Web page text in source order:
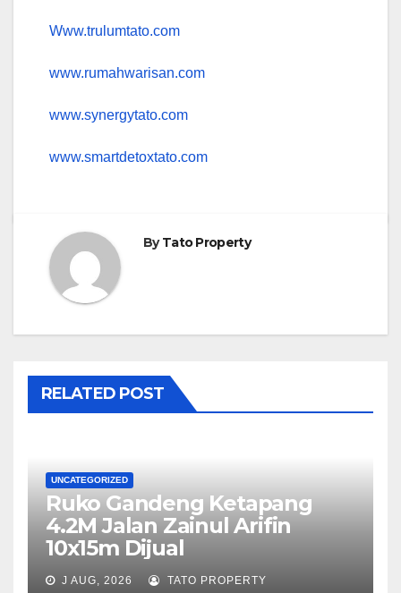
Www.trulumtato.com
www.rumahwarisan.com
www.synergytato.com
www.smartdetoxtato.com
ByTato Property
RELATED POST
UNCATEGORIZED
Ruko Gandeng Ketapang
4.2M Jalan Zainul Arifin
10x15m Dijual
J AUG, 2026 TATO PROPERTY